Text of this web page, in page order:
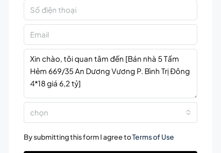
chọn
By submitting this form I agree toTerms of Use